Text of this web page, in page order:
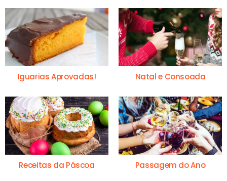
Iguarias Aprovadas! Natal e Consoada
Receitas da Páscoa Passagem do Ano